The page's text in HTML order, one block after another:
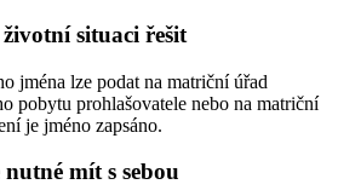
situaci řešit
jména lze podat na matriční úřad
pobytu prohlašovatele nebo na matriční
je jméno zapsáno.
mít s sebou